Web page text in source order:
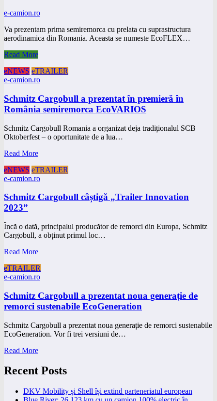
e-camion.ro
Va prezentam prima semiremorca cu prelata cu suprastructura
aerodinamica din Romania. Aceasta se numeste EcoFLEX…
Read More
eNEWS eTRAILER
e-camion.ro
Schmitz Cargobull a prezentat în premieră în
România semiremorca EcoVARIOS
Schmitz Cargobull Romania a organizat deja tradiționalul SCB
Oktoberfest – o oportunitate de a lua…
Read More
eNEWS eTRAILER
e-camion.ro
Schmitz Cargobull câștigă „Trailer Innovation
2023”
Încă o dată, principalul producător de remorci din Europa, Schmitz
Cargobull, a obținut primul loc…
Read More
eTRAILER
e-camion.ro
Schmitz Cargobull a prezentat noua generație de
remorci sustenabile EcoGeneration
Schmitz Cargobull a prezentat noua generație de remorci sustenabile
EcoGeneration. Vor fi trei versiuni de…
Read More
Recent Posts
DKV Mobility și Shell își extind parteneriatul european